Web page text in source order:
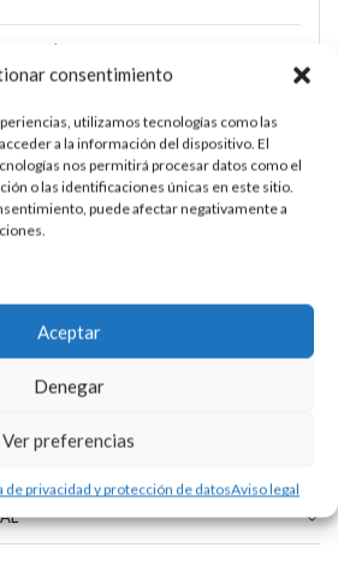
consentimiento
utilizamos tecnologías como las
a la información del dispositivo. El
nos permitirá procesar datos como el
o las identificaciones únicas en este sitio.
puede afectar negativamente a
Aceptar
Denegar
Ver preferencias
de privacidad y protección de datosAviso legal
ESLABONES
de rolo a 19 cm. de longitud.